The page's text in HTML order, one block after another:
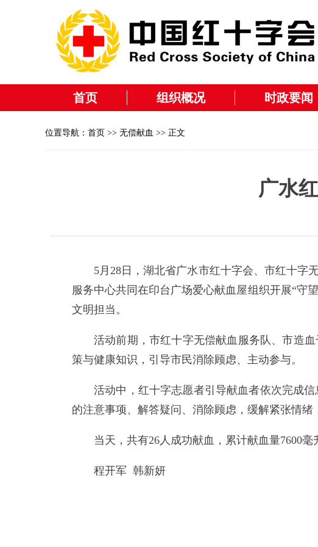
首页 组织概况 时政要闻
位置导航： 首页 >> 无偿献血 >> 正文
广水
5月28日，湖北省广水市红十字会、市红十字
服务中心共同在印台广场爱心献血屋组织开展“守
文明担当。
活动前期，市红十字无偿献血服务队、市造
策与健康知识，引导市民消除顾虑、主动参与。
活动中，红十字志愿者引导献血者依次完成
的注意事项、解答疑问、消除顾虑，缓解紧张情绪
当天，共有26人成功献血，累计献血量7600毫
程开军 韩新妍